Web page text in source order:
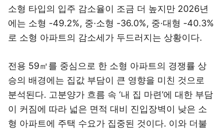
소형 타입의 입주 감소율이 조금 더 높지만 2026년
에는 소형 -49.2%, 중·소형 -36.0%, 중·대형 -40.3%
로 소형 아파트의 감소세가 두드러지는 상황이다.
전용 59㎡를 중심으로 한 소형 아파트의 경쟁률 상
승의 배경에는 집값 부담이 큰 영향을 미친 것으로
분석된다. 고분양가 흐름 속 ‘내 집 마련’에 대한 부담
이 커짐에 따라 넓은 면적 대비 진입장벽이 낮은 소
형 아파트에 주택 수요가 집중된 것이다. 이와 더불